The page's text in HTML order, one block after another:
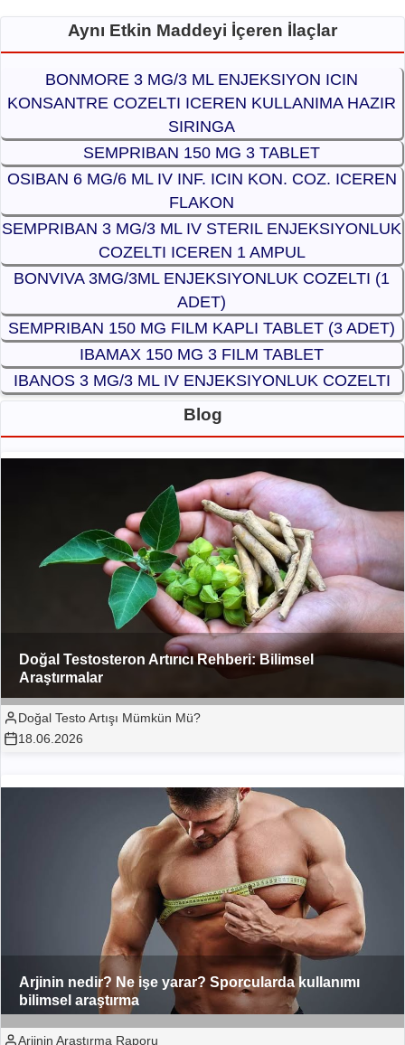
Aynı Etkin Maddeyi İçeren İlaçlar
BONMORE 3 MG/3 ML ENJEKSIYON ICIN
KONSANTRE COZELTI ICEREN KULLANIMA HAZIR
SIRINGA
SEMPRIBAN 150 MG 3 TABLET
OSIBAN 6 MG/6 ML IV INF. ICIN KON. COZ. ICEREN
FLAKON
SEMPRIBAN 3 MG/3 ML IV STERIL ENJEKSIYONLUK
COZELTI ICEREN 1 AMPUL
BONVIVA 3MG/3ML ENJEKSIYONLUK COZELTI (1
ADET)
SEMPRIBAN 150 MG FILM KAPLI TABLET (3 ADET)
IBAMAX 150 MG 3 FILM TABLET
IBANOS 3 MG/3 ML IV ENJEKSIYONLUK COZELTI
Blog
Doğal Testosteron Artırıcı Rehberi: Bilimsel
Araştırmalar
Doğal Testo Artışı Mümkün Mü?
18.06.2026
Arjinin nedir? Ne işe yarar? Sporcularda kullanımı
bilimsel araştırma
Arjinin Araştırma Raporu